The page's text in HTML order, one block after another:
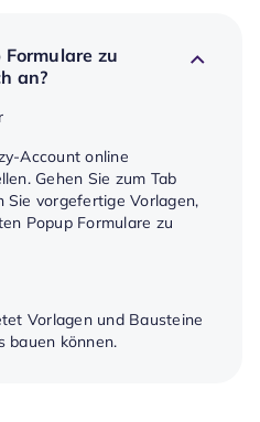
zu
an?
Account online
Gehen Sie zum Tab
Sie vorgefertige Vorlagen,
Popup Formulare zu
Vorlagen und Bausteine
bauen können.